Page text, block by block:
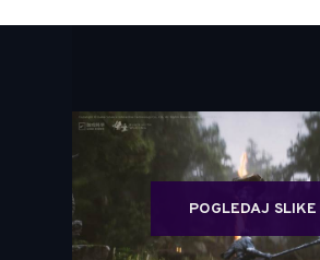
POGLEDAJ SLIKE